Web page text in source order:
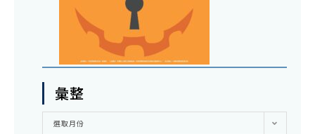
彙整
彙
選取月份